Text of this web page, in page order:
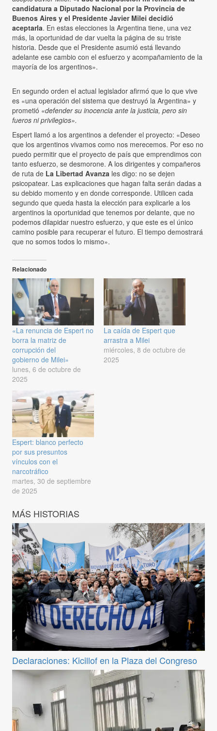
candidatura a Diputado Nacional por la Provincia de
Buenos Aires y el Presidente Javier Milei decidió
aceptarla. En estas elecciones la Argentina tiene, una vez
más, la oportunidad de dar vuelta la página de su triste
historia. Desde que el Presidente asumió está llevando
adelante ese cambio con el esfuerzo y acompañamiento de la
mayoría de los argentinos».
En segundo orden el actual legislador afirmó que lo que vive
es «una operación del sistema que destruyó la Argentina» y
prometió «defender su inocencia ante la justicia, pero sin
fueros ni privilegios».
Espert llamó a los argentinos a defender el proyecto: «Deseo
que los argentinos vivamos como nos merecemos. Por eso no
puedo permitir que el proyecto de país que emprendimos con
tanto esfuerzo, se desmorone. A los dirigentes y compañeros
de ruta de La Libertad Avanza les digo: no se dejen
psicopatear. Las explicaciones que hagan falta serán dadas a
su debido momento y en donde corresponde. Utilicen cada
segundo que queda hasta la elección para explicarle a los
argentinos la oportunidad que tenemos por delante, que no
podemos dilapidar nuestro esfuerzo, y que este es el único
camino posible para recuperar el futuro. El tiempo demostrará
que no somos todos lo mismo».
Relacionado
«La renuncia de Espert no
borra la matriz de
corrupción del
gobierno de Milei»
lunes, 6 de octubre de
2025
La caída de Espert que
arrastra a Milei
miércoles, 8 de octubre de
2025
Espert: blanco perfecto
por sus presuntos
vínculos con el
narcotráfico
martes, 30 de septiembre
de 2025
MÁS HISTORIAS
Declaraciones: Kicillof en la Plaza del Congreso